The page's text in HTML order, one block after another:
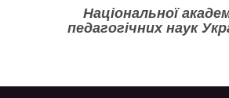
Національної
педагогічних наук